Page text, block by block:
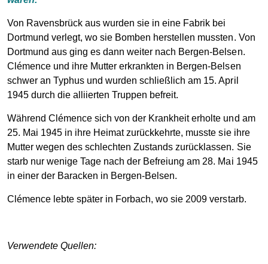
Von Ravensbrück aus wurden sie in eine Fabrik bei
Dortmund verlegt, wo sie Bomben herstellen mussten. Von
Dortmund aus ging es dann weiter nach Bergen-Belsen.
Clémence und ihre Mutter erkrankten in Bergen-Belsen
schwer an Typhus und wurden schließlich am 15. April
1945 durch die alliierten Truppen befreit.
Während Clémence sich von der Krankheit erholte und am
25. Mai 1945 in ihre Heimat zurückkehrte, musste sie ihre
Mutter wegen des schlechten Zustands zurücklassen. Sie
starb nur wenige Tage nach der Befreiung am 28. Mai 1945
in einer der Baracken in Bergen-Belsen.
Clémence lebte später in Forbach, wo sie 2009 verstarb.
Verwendete Quellen: